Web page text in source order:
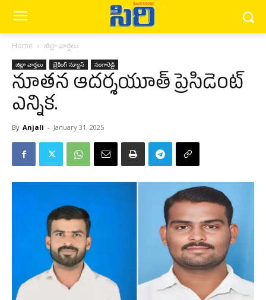
Home జిల్లా వార్త‌లు
జిల్లా వార్త‌లు బ్రేకింగ్ న్యూస్‌ సంగారెడ్డి
నూతన ఆదర్శయూత్ ప్రెసిడెంట్
ఎన్నిక.
By Anjali - January 31, 2025